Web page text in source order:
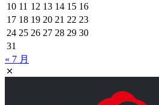
10 11 12 13 14 15 16
17 18 19 20 21 22 23
24 25 26 27 28 29 30
31
« 7 月